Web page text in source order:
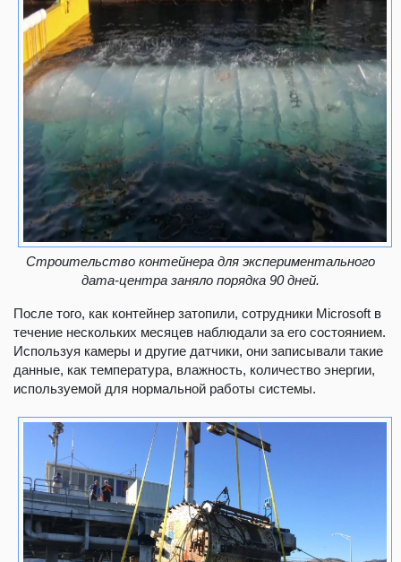
Строительство контейнера для экспериментального
дата-центра заняло порядка 90 дней.
После того, как контейнер затопили, сотрудники Microsoft в
течение нескольких месяцев наблюдали за его состоянием.
Используя камеры и другие датчики, они записывали такие
данные, как температура, влажность, количество энергии,
используемой для нормальной работы системы.